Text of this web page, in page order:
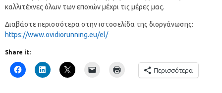
καλλιτέχνες όλων των εποχών μέχρι τις μέρες μας.
Διαβάστε περισσότερα στην ιστοσελίδα της διοργάνωσης:
https://www.ovidiorunning.eu/el/
Share it:
Περισσότερα